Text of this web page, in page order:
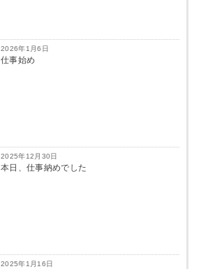
2026年1月6日
仕事始め
2025年12月30日
本日、仕事納めでした
2025年1月16日